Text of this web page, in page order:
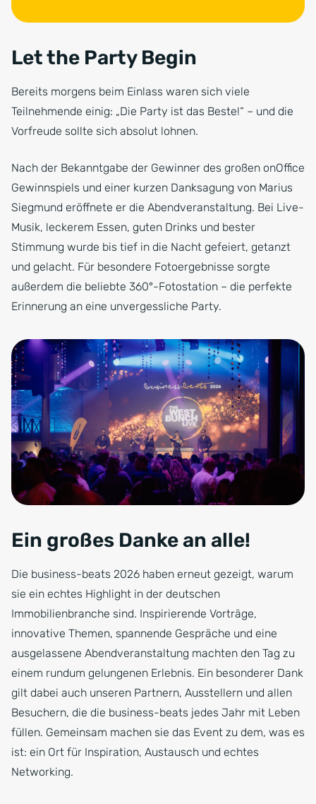
Let the Party Begin
Bereits morgens beim Einlass waren sich viele
Teilnehmende einig: „Die Party ist das Beste!“ – und die
Vorfreude sollte sich absolut lohnen.
Nach der Bekanntgabe der Gewinner des großen onOffice
Gewinnspiels und einer kurzen Danksagung von Marius
Siegmund eröffnete er die Abendveranstaltung. Bei Live-
Musik, leckerem Essen, guten Drinks und bester
Stimmung wurde bis tief in die Nacht gefeiert, getanzt
und gelacht. Für besondere Fotoergebnisse sorgte
außerdem die beliebte 360°-Fotostation – die perfekte
Erinnerung an eine unvergessliche Party.
Ein großes Danke an alle!
Die business-beats 2026 haben erneut gezeigt, warum
sie ein echtes Highlight in der deutschen
Immobilienbranche sind. Inspirierende Vorträge,
innovative Themen, spannende Gespräche und eine
ausgelassene Abendveranstaltung machten den Tag zu
einem rundum gelungenen Erlebnis. Ein besonderer Dank
gilt dabei auch unseren Partnern, Ausstellern und allen
Besuchern, die die business-beats jedes Jahr mit Leben
füllen. Gemeinsam machen sie das Event zu dem, was es
ist: ein Ort für Inspiration, Austausch und echtes
Networking.